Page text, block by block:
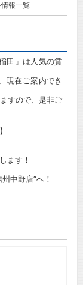
報一覧
田」は人気の賃
現在ご案内でき
すので、是非ご
ます！
中野店”へ！